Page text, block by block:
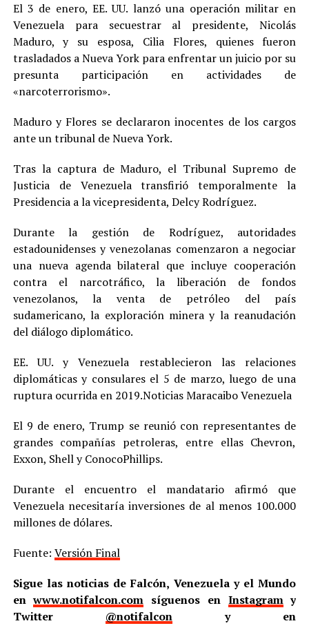
El 3 de enero, EE. UU. lanzó una operación militar en
Venezuela para secuestrar al presidente, Nicolás
Maduro, y su esposa, Cilia Flores, quienes fueron
trasladados a Nueva York para enfrentar un juicio por su
presunta participación en actividades de
«narcoterrorismo».
Maduro y Flores se declararon inocentes de los cargos
ante un tribunal de Nueva York.
Tras la captura de Maduro, el Tribunal Supremo de
Justicia de Venezuela transfirió temporalmente la
Presidencia a la vicepresidenta, Delcy Rodríguez.
Durante la gestión de Rodríguez, autoridades
estadounidenses y venezolanas comenzaron a negociar
una nueva agenda bilateral que incluye cooperación
contra el narcotráfico, la liberación de fondos
venezolanos, la venta de petróleo del país
sudamericano, la exploración minera y la reanudación
del diálogo diplomático.
EE. UU. y Venezuela restablecieron las relaciones
diplomáticas y consulares el 5 de marzo, luego de una
ruptura ocurrida en 2019.Noticias Maracaibo Venezuela
El 9 de enero, Trump se reunió con representantes de
grandes compañías petroleras, entre ellas Chevron,
Exxon, Shell y ConocoPhillips.
Durante el encuentro el mandatario afirmó que
Venezuela necesitaría inversiones de al menos 100.000
millones de dólares.
Fuente: Versión Final
Sigue las noticias de Falcón, Venezuela y el Mundo
enwww.notifalcon.com síguenos en Instagramy
Twitter @notifalcony en